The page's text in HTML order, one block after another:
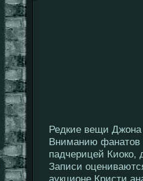
Редкие вещи Джона
Вниманию фанатов
падчерицей Киоко,
Записи